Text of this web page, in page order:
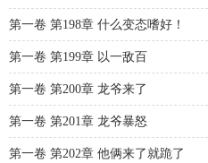
第一卷 第198章 什么变态嗜好！
第一卷 第199章 以一敌百
第一卷 第200章 龙爷来了
第一卷 第201章 龙爷暴怒
第一卷 第202章 他俩来了就跪了